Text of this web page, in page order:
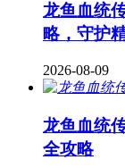
龙鱼血统
略，守护
2026-08-09
龙鱼血统
全攻略